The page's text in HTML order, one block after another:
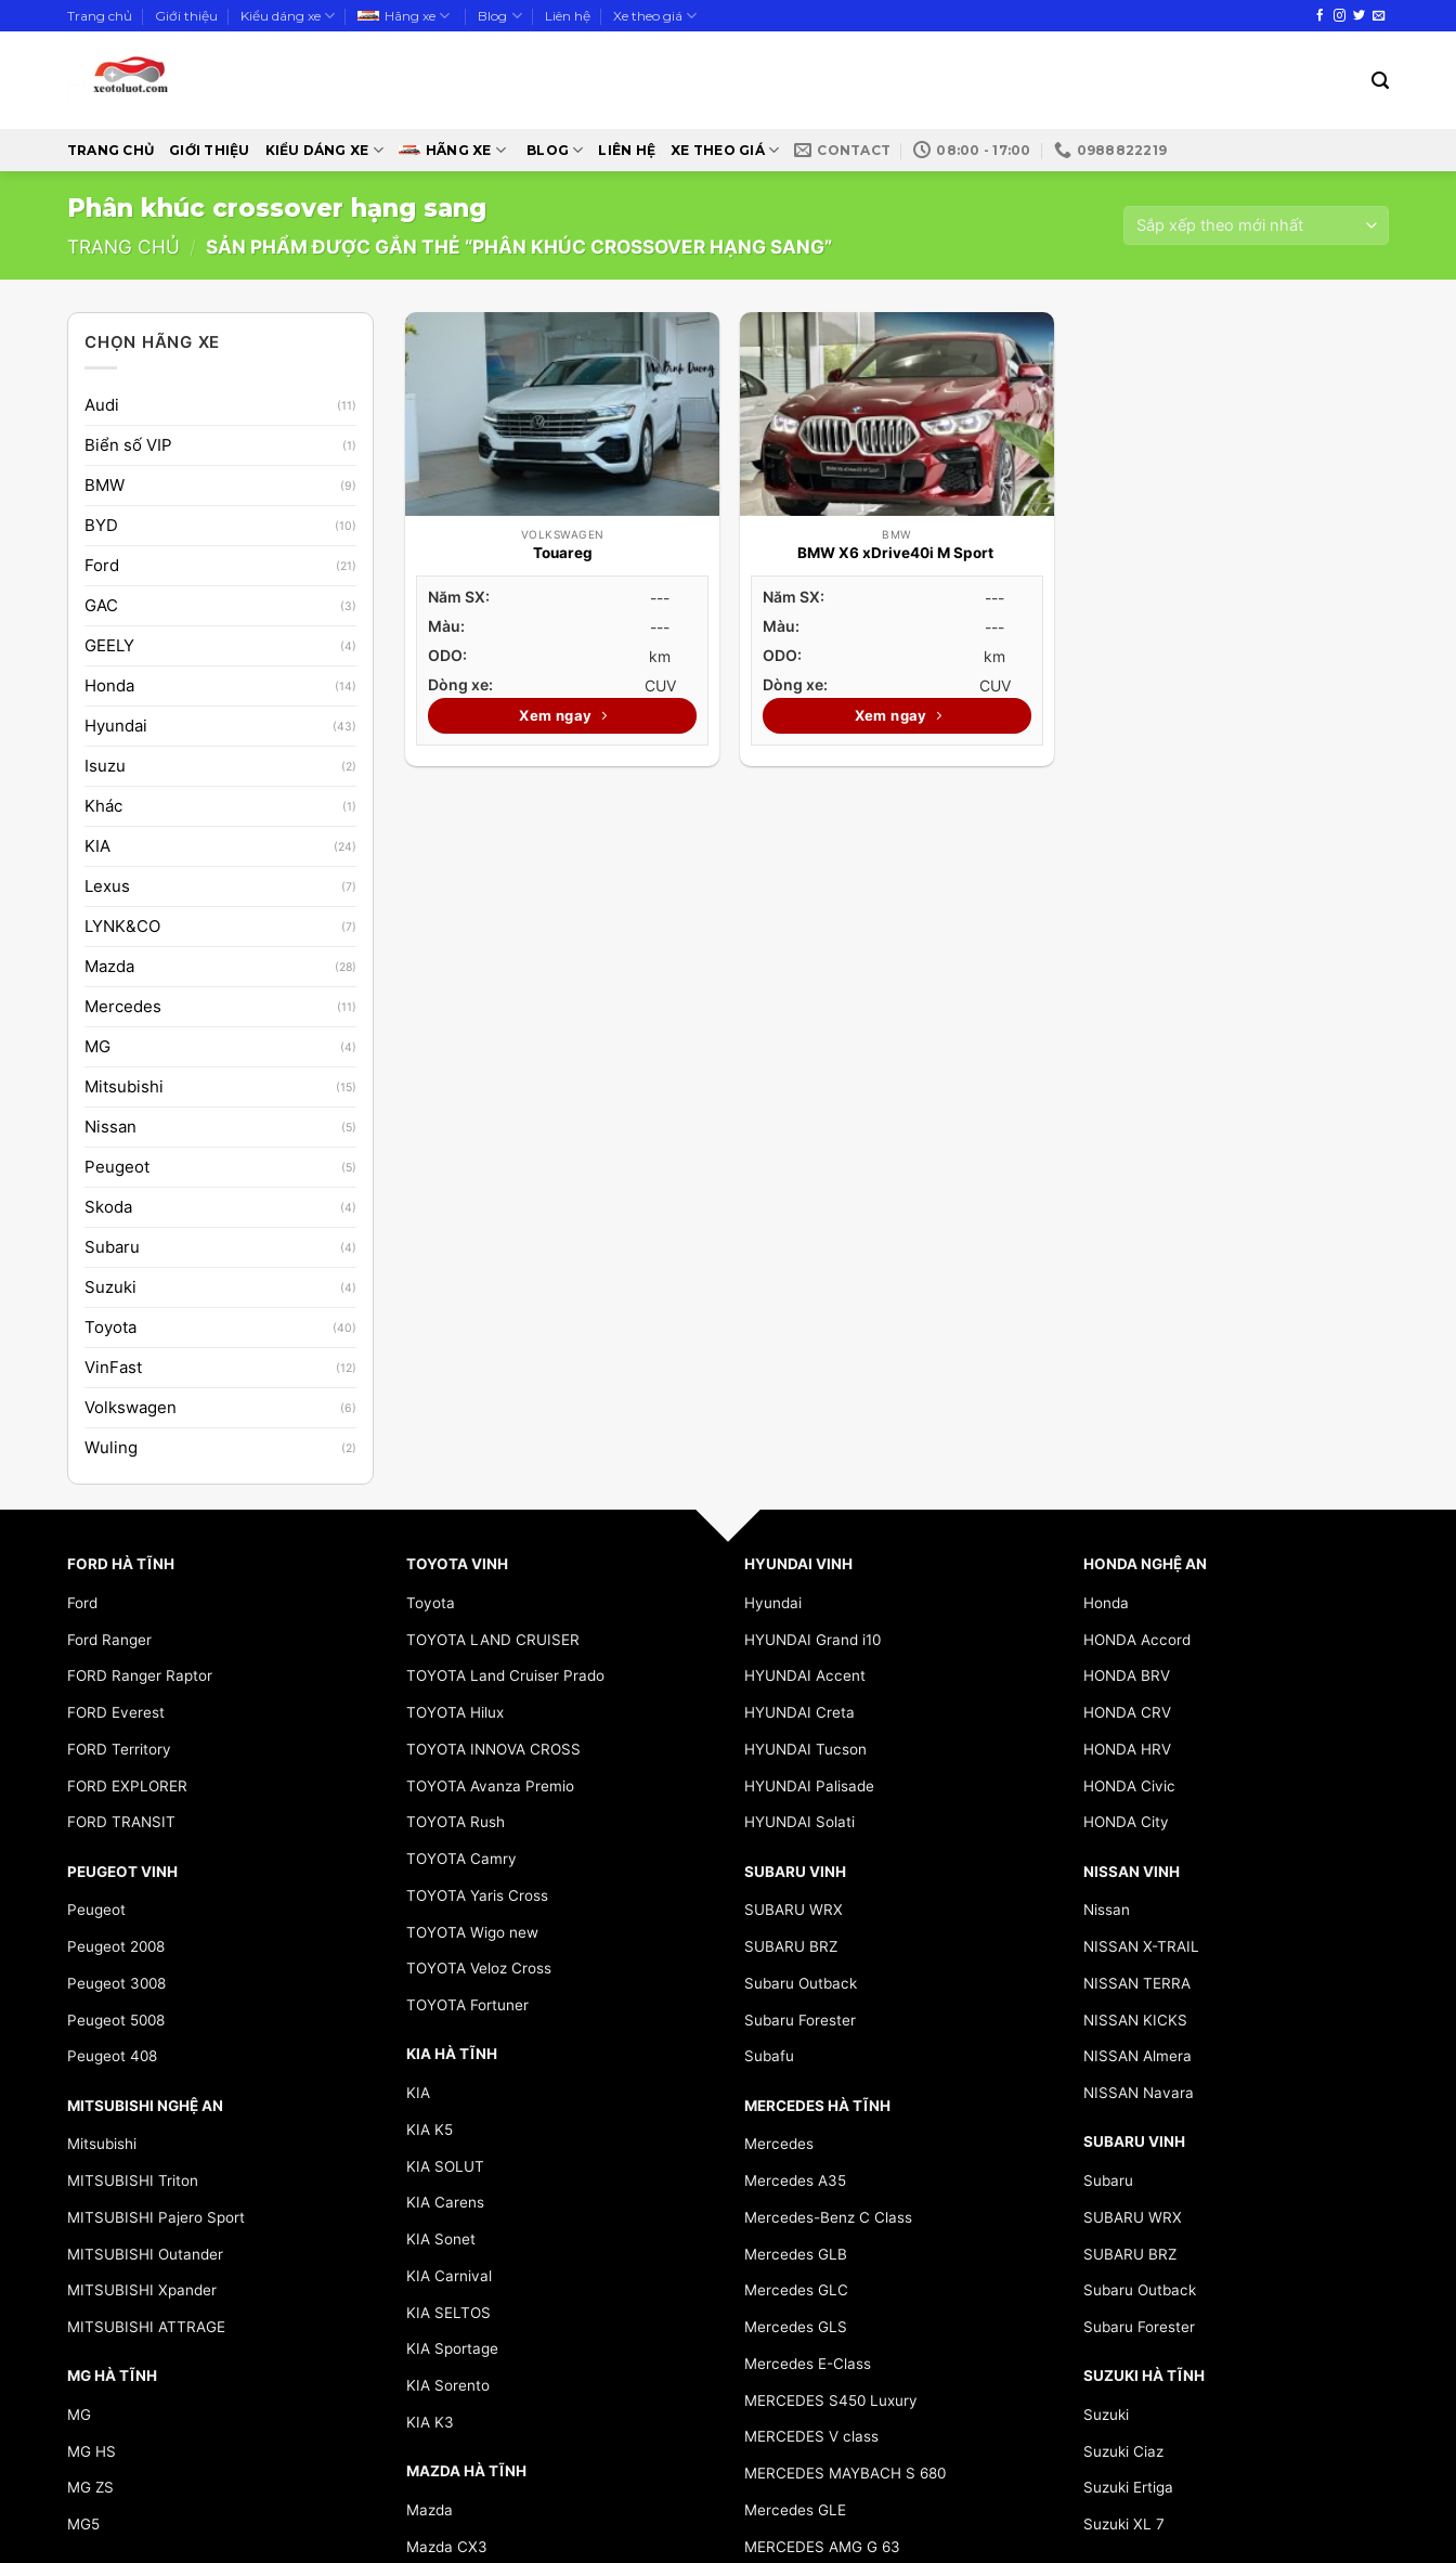
to
Trang chủ Giới thiệu Kiểu dáng xe Hãng xe Blog Liên hệ Xe theo giá
TRANG CHỦ GIỚI THIỆU KIỂU DÁNG XE HÃNG XE BLOG LIÊN HỆ XE THEO GIÁ CONTACT 08:00 - 17:00 0988822219
Phân khúc crossover hạng sang
TRANG CHỦ / SẢN PHẨM ĐƯỢC GẮN THẺ “PHÂN KHÚC CROSSOVER HẠNG SANG”
CHỌN HÃNG XE
Audi (11)
Biển số VIP (1)
BMW (9)
BYD (10)
Ford (21)
GAC (3)
GEELY (4)
Honda (14)
Hyundai (43)
Isuzu (2)
Khác (1)
KIA (24)
Lexus (7)
LYNK&CO (7)
Mazda (28)
Mercedes (11)
MG (4)
Mitsubishi (15)
Nissan (5)
Peugeot (5)
Skoda (4)
Subaru (4)
Suzuki (4)
Toyota (40)
VinFast (12)
Volkswagen (6)
Wuling (2)
VOLKSWAGEN
Touareg
Năm SX:
---
Màu:
---
ODO:
km
Dòng xe:
CUV
Xem ngay
BMW
BMW X6 xDrive40i M Sport
Năm SX:
---
Màu:
---
ODO:
km
Dòng xe:
CUV
Xem ngay
FORD HÀ TĨNH
Ford
Ford Ranger
FORD Ranger Raptor
FORD Everest
FORD Territory
FORD EXPLORER
FORD TRANSIT
PEUGEOT VINH
Peugeot
Peugeot 2008
Peugeot 3008
Peugeot 5008
Peugeot 408
MITSUBISHI NGHỆ AN
Mitsubishi
MITSUBISHI Triton
MITSUBISHI Pajero Sport
MITSUBISHI Outander
MITSUBISHI Xpander
MITSUBISHI ATTRAGE
MG HÀ TĨNH
MG
MG HS
MG ZS
MG5
TOYOTA VINH
Toyota
TOYOTA LAND CRUISER
TOYOTA Land Cruiser Prado
TOYOTA Hilux
TOYOTA INNOVA CROSS
TOYOTA Avanza Premio
TOYOTA Rush
TOYOTA Camry
TOYOTA Yaris Cross
TOYOTA Wigo new
TOYOTA Veloz Cross
TOYOTA Fortuner
KIA HÀ TĨNH
KIA
KIA K5
KIA SOLUT
KIA Carens
KIA Sonet
KIA Carnival
KIA SELTOS
KIA Sportage
KIA Sorento
KIA K3
MAZDA HÀ TĨNH
Mazda
Mazda CX3
HYUNDAI VINH
Hyundai
HYUNDAI Grand i10
HYUNDAI Accent
HYUNDAI Creta
HYUNDAI Tucson
HYUNDAI Palisade
HYUNDAI Solati
SUBARU VINH
SUBARU WRX
SUBARU BRZ
Subaru Outback
Subaru Forester
Subafu
MERCEDES HÀ TĨNH
Mercedes
Mercedes A35
Mercedes-Benz C Class
Mercedes GLB
Mercedes GLC
Mercedes GLS
Mercedes E-Class
MERCEDES S450 Luxury
MERCEDES V class
MERCEDES MAYBACH S 680
Mercedes GLE
MERCEDES AMG G 63
HONDA NGHỆ AN
Honda
HONDA Accord
HONDA BRV
HONDA CRV
HONDA HRV
HONDA Civic
HONDA City
NISSAN VINH
Nissan
NISSAN X-TRAIL
NISSAN TERRA
NISSAN KICKS
NISSAN Almera
NISSAN Navara
SUBARU VINH
Subaru
SUBARU WRX
SUBARU BRZ
Subaru Outback
Subaru Forester
SUZUKI HÀ TĨNH
Suzuki
Suzuki Ciaz
Suzuki Ertiga
Suzuki XL 7